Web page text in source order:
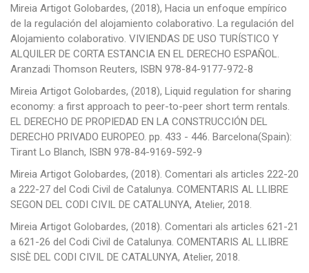
Mireia Artigot Golobardes, (2018), Hacia un enfoque empírico
de la regulación del alojamiento colaborativo. La regulación del
Alojamiento colaborativo. VIVIENDAS DE USO TURÍSTICO Y
ALQUILER DE CORTA ESTANCIA EN EL DERECHO ESPAÑOL.
Aranzadi Thomson Reuters, ISBN 978-84-9177-972-8
Mireia Artigot Golobardes, (2018), Liquid regulation for sharing
economy: a first approach to peer-to-peer short term rentals.
EL DERECHO DE PROPIEDAD EN LA CONSTRUCCIÓN DEL
DERECHO PRIVADO EUROPEO. pp. 433 - 446. Barcelona(Spain):
Tirant Lo Blanch, ISBN 978-84-9169-592-9
Mireia Artigot Golobardes, (2018). Comentari als articles 222-20
a 222-27 del Codi Civil de Catalunya. COMENTARIS AL LLIBRE
SEGON DEL CODI CIVIL DE CATALUNYA, Atelier, 2018.
Mireia Artigot Golobardes, (2018). Comentari als articles 621-21
a 621-26 del Codi Civil de Catalunya. COMENTARIS AL LLIBRE
SISÈ DEL CODI CIVIL DE CATALUNYA, Atelier, 2018.